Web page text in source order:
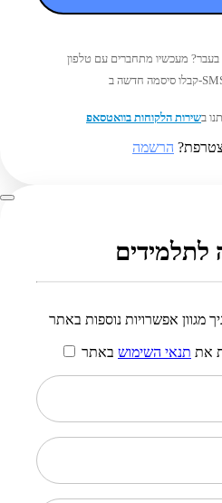
בשירות הלקוחות בוואטסאפ
הרשמה
אפשרויות נוספות באתר
את תנאי השימוש באתר